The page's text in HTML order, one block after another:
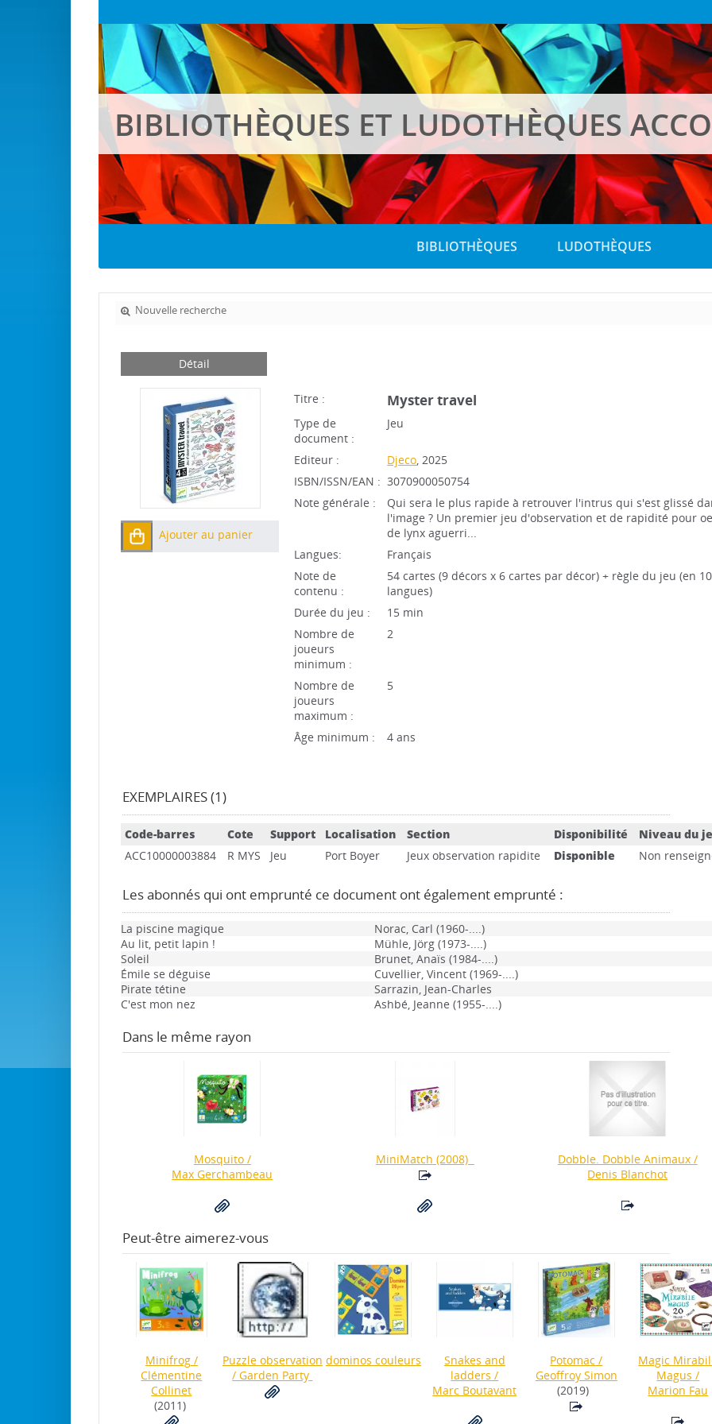
BIBLIOTHÈQUES ET LUDOTHÈQUES
BIBLIOTHÈQUES LUDOTHÈQUES
Nouvelle recherche
Détail
Ajouter au panier
Titre : Myster travel
Type de
document :
Jeu
Editeur : Djeco , 2025
ISBN/ISSN/EAN : 3070900050754
Note générale :
Qui sera le plus rapide à retrouver l'intrus qui s'est glissé
l'image ? Un premier jeu d'observation et de rapidité pour
de lynx aguerri...
Langues:
Français
Note de
contenu :
54 cartes (9 décors x 6 cartes par décor) + règle du jeu (en 10
langues)
Durée du jeu :
15 min
Nombre de
joueurs
minimum :
2
Nombre de
joueurs
maximum :
5
Âge minimum : 4 ans
EXEMPLAIRES (1)
Code-barres Cote Support Localisation Section Disponibilité
Niveau du
ACC10000003884
R MYS Jeu Port Boyer Jeux observation rapidite Disponible Non
Les abonnés qui ont emprunté ce document ont également emprunté :
La piscine magique
Norac, Carl (1960-....)
Au lit, petit lapin !
Mühle, Jörg (1973-....)
Soleil
Brunet, Anaïs (1984-....)
Émile se déguise
Cuvellier, Vincent (1969-....)
Pirate tétine
Sarrazin, Jean-Charles
C'est mon nez
Ashbé, Jeanne (1955-....)
Dans le même rayon
Mosquito/
Max Gerchambeau
MiniMatch (2008) Dobble. Dobble Animaux/
Denis Blanchot
Peut-être aimerez-vous
Minifrog/
Clémentine
Collinet
(2011)
Puzzle observation
/ Garden Party
dominos couleurs
Snakes and
ladders /
Marc Boutavant
Potomac /
Geoffroy Simon
(2019)
Magic
Magus /
Marion Fau